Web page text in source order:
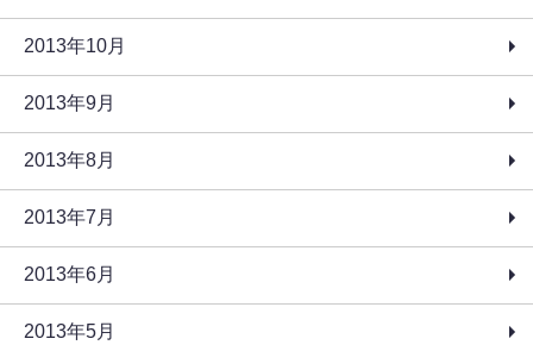
2013年10月
2013年9月
2013年8月
2013年7月
2013年6月
2013年5月